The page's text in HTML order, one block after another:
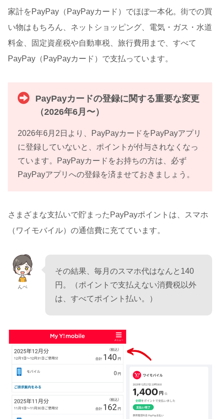
家計をPayPay（PayPayカード）でほぼ一本化。街での買
い物はもちろん、ネットショッピング、電気・ガス・水道
料金、固定資産税や自動車税、旅行費用まで、すべて
PayPay（PayPayカード）で支払っています。
PayPayカードの登録に関する重要な変更
（2026年6月〜）
2026年6月2日より、PayPayカードをPayPayアプリ
に登録していないと、ポイントが付与されなくなっ
ています。PayPayカードをお持ちの方は、必ず
PayPayアプリへの登録を済ませておきましょう。
さまざまな支払いで貯まったPayPayポイントは、スマホ
（ワイモバイル）の通信費に充てています。
んぺ
その結果、毎月のスマホ代はなんと140
円。（ポイントで支払えない消費税以外
は、すべてポイント払い。）